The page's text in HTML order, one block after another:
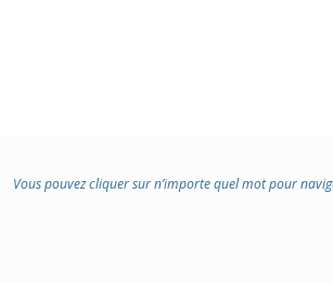
Vous pouvez cliquer sur n’importe quel mot pour